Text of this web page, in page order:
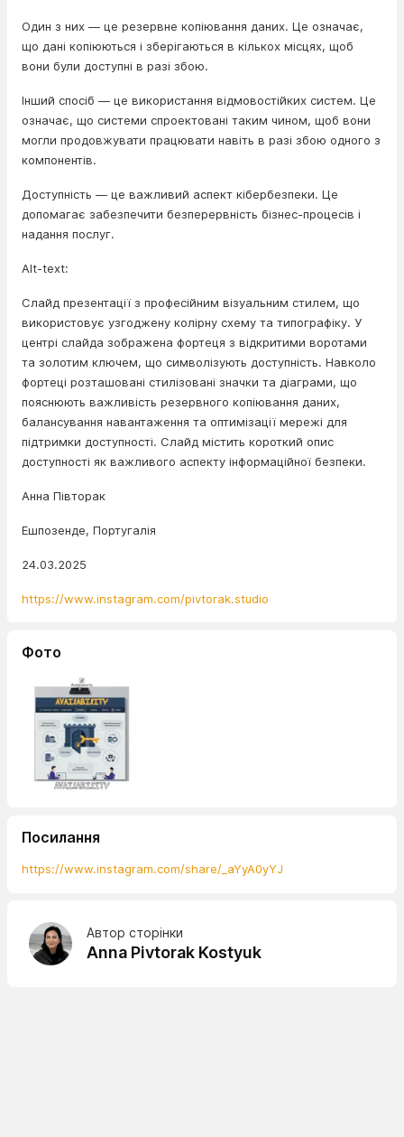
Один з них — це резервне копіювання даних. Це означає,
що дані копіюються і зберігаються в кількох місцях, щоб
вони були доступні в разі збою.
Інший спосіб — це використання відмовостійких систем. Це
означає, що системи спроектовані таким чином, щоб вони
могли продовжувати працювати навіть в разі збою одного з
компонентів.
Доступність — це важливий аспект кібербезпеки. Це
допомагає забезпечити безперервність бізнес-процесів і
надання послуг.
Alt-text:
Слайд презентації з професійним візуальним стилем, що
використовує узгоджену колірну схему та типографіку. У
центрі слайда зображена фортеця з відкритими воротами
та золотим ключем, що символізують доступність. Навколо
фортеці розташовані стилізовані значки та діаграми, що
пояснюють важливість резервного копіювання даних,
балансування навантаження та оптимізації мережі для
підтримки доступності. Слайд містить короткий опис
доступності як важливого аспекту інформаційної безпеки.
Анна Півторак
Ешпозенде, Португалія
24.03.2025
https://www.instagram.com/pivtorak.studio
Фото
Посилання
https://www.instagram.com/share/_aYyA0yYJ
Автор сторінки
Anna Pivtorak Kostyuk